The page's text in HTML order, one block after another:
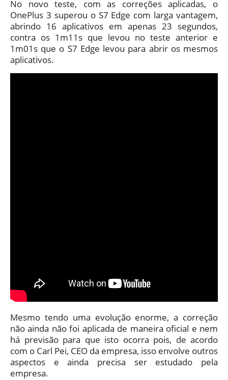
No novo teste, com as correções aplicadas, o
OnePlus 3 superou o S7 Edge com larga vantagem,
abrindo 16 aplicativos em apenas 23 segundos,
contra os 1m11s que levou no teste anterior e
1m01s que o S7 Edge levou para abrir os mesmos
aplicativos.
Mesmo tendo uma evolução enorme, a correção
não ainda não foi aplicada de maneira oficial e nem
há previsão para que isto ocorra pois, de acordo
com o Carl Pei, CEO da empresa, isso envolve outros
aspectos e ainda precisa ser estudado pela
empresa.